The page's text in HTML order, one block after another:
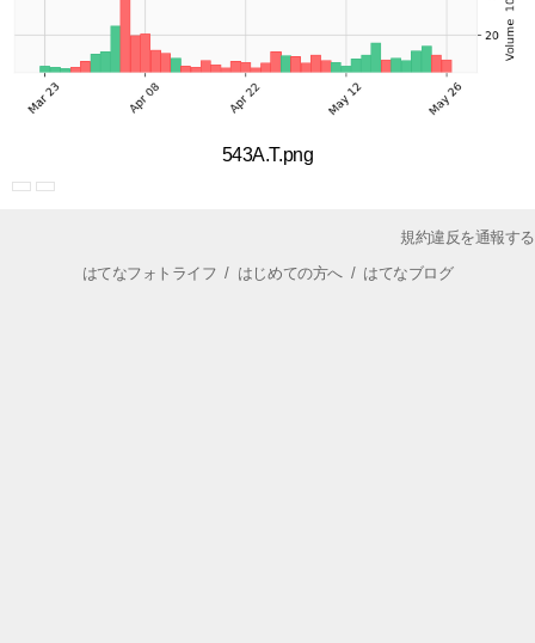
543A.T.png
規約違反を通報する
はてなフォトライフ / はじめての方へ/ はてなブログ